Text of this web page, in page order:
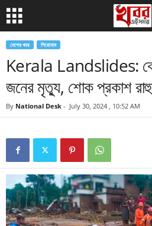
দেশের খবর শিরোনাম
Kerala Landslides:
জনের মৃত্যু, শোক প্রকাশ
By National Desk - July 30, 2024 , 10:52 AM